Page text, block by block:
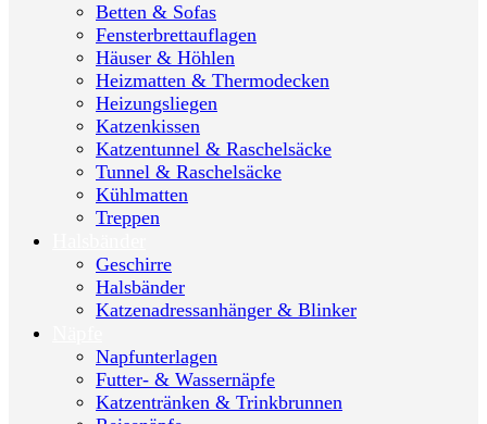
Betten & Sofas
Fensterbrettauflagen
Häuser & Höhlen
Heizmatten & Thermodecken
Heizungsliegen
Katzenkissen
Katzentunnel & Raschelsäcke
Tunnel & Raschelsäcke
Kühlmatten
Treppen
Geschirre
Halsbänder
Katzenadressanhänger & Blinker
Napfunterlagen
Futter- & Wassernäpfe
Katzentränken & Trinkbrunnen